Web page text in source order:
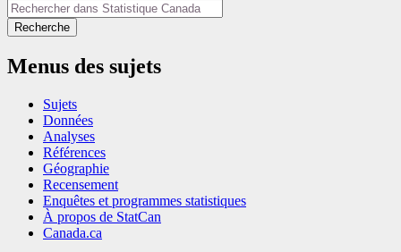
Recherche
Menus des sujets
Sujets
Données
Analyses
Références
Géographie
Recensement
Enquêtes et programmes statistiques
À propos de StatCan
Canada.ca